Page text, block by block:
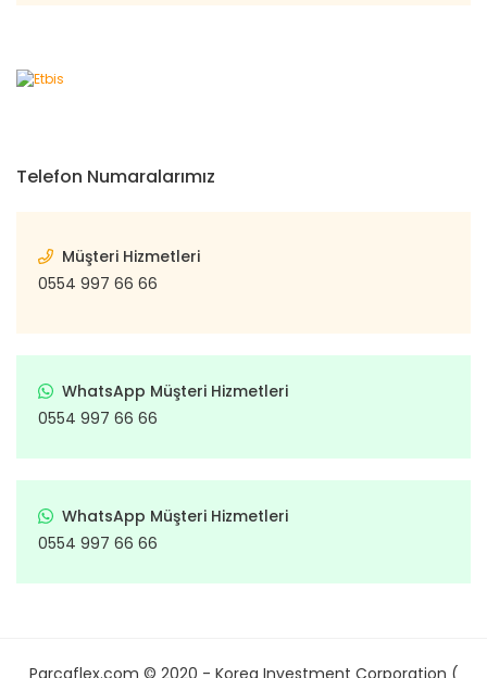
Telefon Numaralarımız
Müşteri Hizmetleri
0554 997 66 66
WhatsApp Müşteri Hizmetleri
0554 997 66 66
WhatsApp Müşteri Hizmetleri
0554 997 66 66
Parcaflex.com © 2020 - Korea Investment Corporation (